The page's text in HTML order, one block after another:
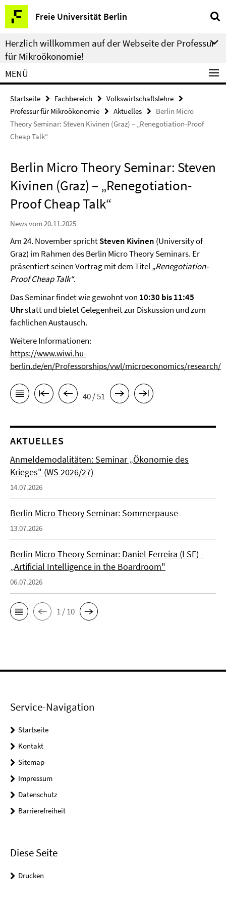
Springe
direkt
zu
Inhalt
Freie Universität Berlin
Service-
Navigation
Herzlich willkommen auf der Webseite der Professur
für Mikroökonomie!
MENÜ
Startseite Fachbereich
Volkswirtschaftslehre
Professur für Mikroökonomie
Aktuelles
Berlin Micro
Theory Seminar: Steven Kivinen (Graz) – „Renegotiation-Proof
Cheap Talk“
Berlin Micro Theory Seminar: Steven
Kivinen (Graz) – „Renegotiation-
Proof Cheap Talk“
News vom 20.11.2025
Am 24. November sprichtSteven Kivinen (University of
Graz) im Rahmen des Berlin Micro Theory Seminars. Er
präsentiert seinen Vortrag mit dem Titel„Renegotiation-
Proof Cheap Talk“.
Das Seminar findet wie gewohnt von 10:30 bis 11:45
Uhrstatt und bietet Gelegenheit zur Diskussion und zum
fachlichen Austausch.
Weitere Informationen:
https://www.wiwi.hu-
berlin.de/en/Professorships/vwl/microeconomics/research/
40 / 51
AKTUELLES
Anmeldemodalitäten: Seminar „Ökonomie des
Krieges" (WS 2026/27)
14.07.2026
Berlin Micro Theory Seminar: Sommerpause
13.07.2026
Berlin Micro Theory Seminar: Daniel Ferreira (LSE) -
„Artificial Intelligence in the Boardroom"
06.07.2026
1 / 10
Service-Navigation
Startseite
Kontakt
Sitemap
Impressum
Datenschutz
Barrierefreiheit
Diese Seite
Drucken